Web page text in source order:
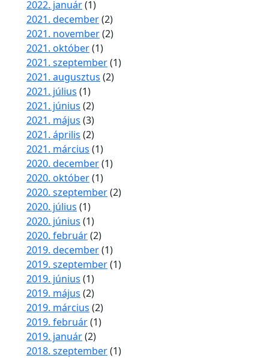
2022. január(1)
2021. december(2)
2021. november(2)
2021. október(1)
2021. szeptember(1)
2021. augusztus (2)
2021. július (1)
2021. június (2)
2021. május (3)
2021. április (2)
2021. március (1)
2020. december(1)
2020. október(1)
2020. szeptember(2)
2020. július (1)
2020. június (1)
2020. február(2)
2019. december(1)
2019. szeptember(1)
2019. június (1)
2019. május (2)
2019. március (2)
2019. február(1)
2019. január(2)
2018. szeptember(1)